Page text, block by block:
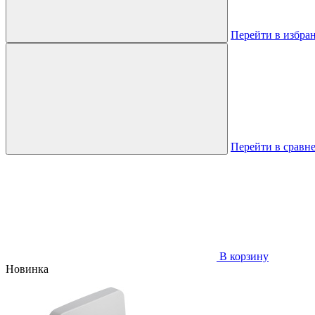
Перейти в
Перейти в
В корзину
Новинка